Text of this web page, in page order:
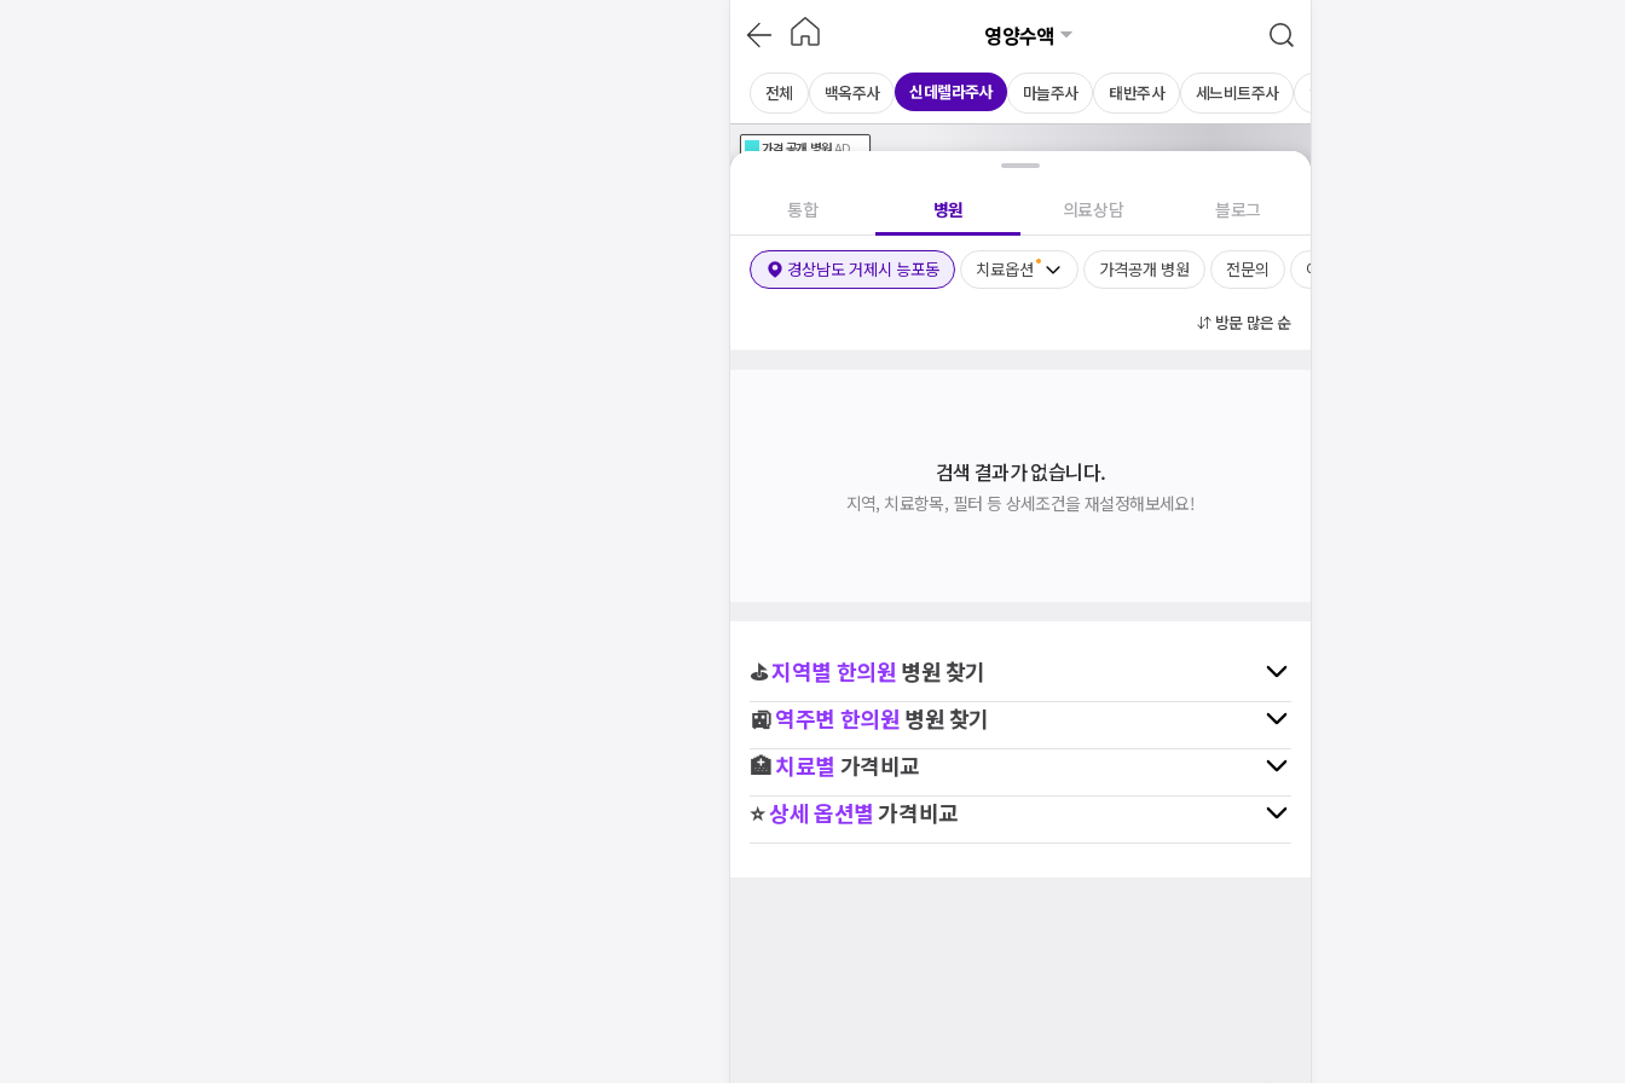
영양수액
전체 백옥주사 신데렐라주사 마늘주사 태반주사 세느비트주사 엘카르
가격공개 병원AD
통합 병원 의료상담 블로그
경상남도 거제시 능포동 치료옵션 가격공개 병원 전문의 여의사
방문 많은 순
검색 결과가 없습니다.
지역, 치료항목, 필터 등 상세조건을 재설정해보세요!
⛳지역별 한의원 병원 찾기
🚉역주변 한의원 병원 찾기
🏥치료별 가격비교
⭐상세 옵션별가격비교